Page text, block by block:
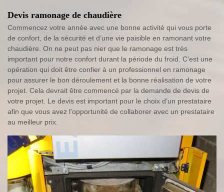
Devis ramonage de chaudière
Commencez votre année avec une bonne activité qui vous porte
de confort, de la sécurité et d’une vie paisible en ramonant votre
chaudière. On ne peut pas nier que le ramonage est très
important pour notre confort durant la période du froid. C’est une
opération qui doit être confier à un professionnel en ramonage
pour assurer le bon déroulement et la bonne réalisation de votre
projet. Cela devrait être commencé par la demande de devis de
votre projet. Le devis est important pour le choix d’un prestataire
afin que vous avez l’opportunité de collaborer avec un prestataire
au meilleur prix.